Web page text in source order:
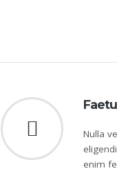
Nulla
enim